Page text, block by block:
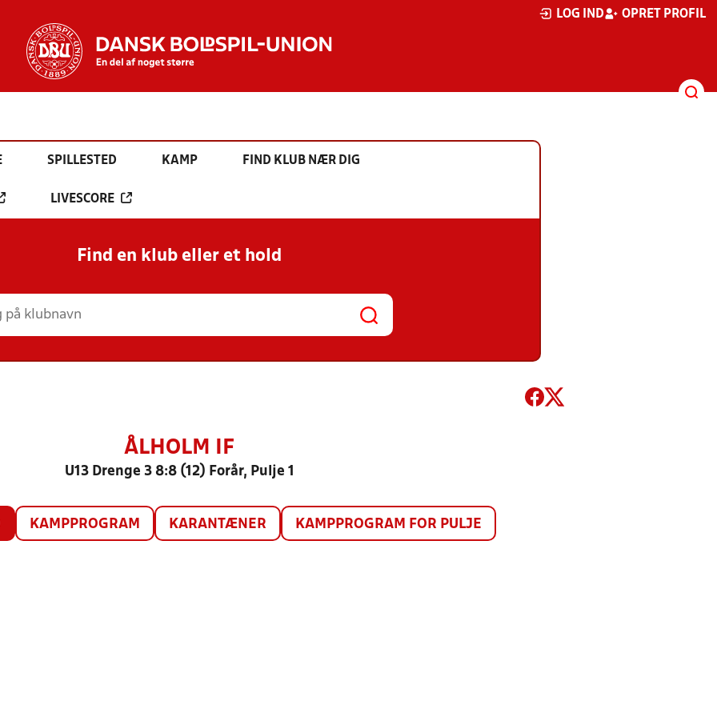
LOG IND OPRET PROFIL
SPILLESTED KAMP FIND KLUB NÆR DIG
LIVESCORE
Find en klub eller et hold
ÅLHOLM IF
U13 Drenge 3 8:8 (12) Forår, Pulje 1
KAMPPROGRAM KARANTÆNER KAMPPROGRAM FOR PULJE